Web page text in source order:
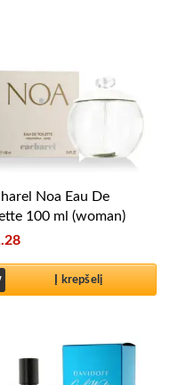
Noa Eau De
100 ml (woman)
Į krepšelį